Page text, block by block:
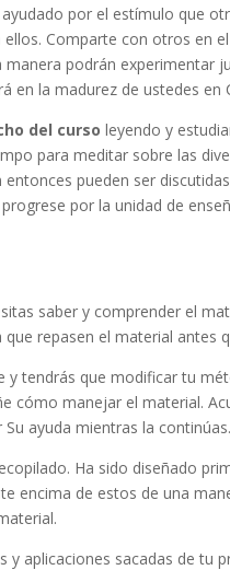
por el estímulo que
Comparte con otros en
podrán experimentar
en la madurez de ustedes en
del curso leyendo y
para meditar sobre las
pueden ser
por la unidad de
saber y comprender el
repasen el material antes
y tendrás que modificar tu
cómo manejar el material.
ayuda mientras la continúas.
Ha sido diseñado
encima de estos de una
aplicaciones sacadas de tu